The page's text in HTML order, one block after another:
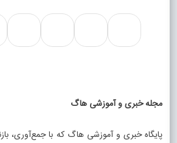
مجله خبری و آموزشی هاگ
پایگاه خبری و آموزشی هاگ که با جمع‌آوری،